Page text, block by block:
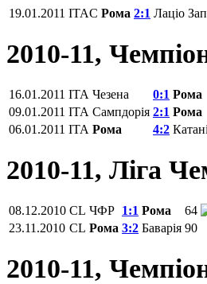
19.01.2011 ITAC Рома 2:1 Лаціо
2010-11,
16.01.2011 ITA Чезена 0:1 Рома
09.01.2011 ITA Сампдорія 2:1 Рома
06.01.2011 ITA Рома 4:2
2010-11, Ліга
08.12.2010 CL ЧФР 1:1 Рома 64
23.11.2010 CL Рома 3:2 Баварія 90
2010-11,